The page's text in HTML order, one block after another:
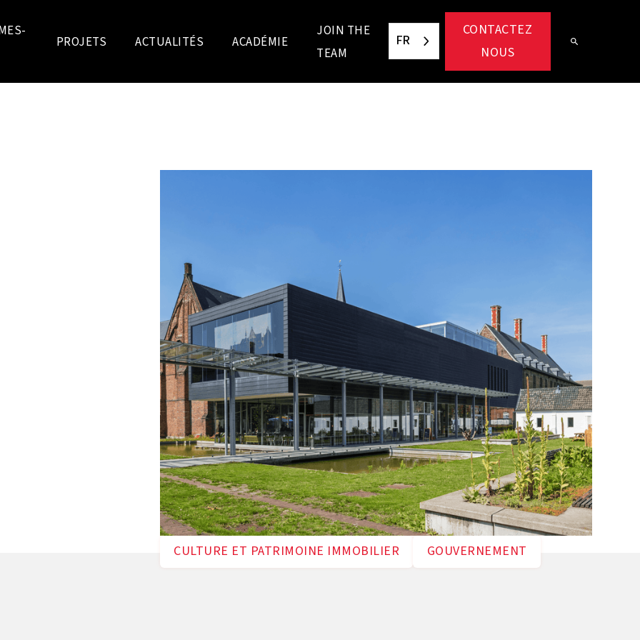
PROJETS ACTUALITÉS ACADÉMIE
JOIN THE
TEAM
FR
CONTACTEZ
NOUS
CULTURE ET PATRIMOINE IMMOBILIER GOUVERNEMENT